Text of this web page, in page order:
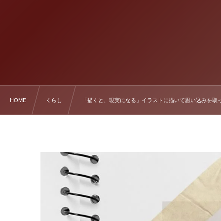
HOME くらし 「描くと、現実になる」イラストに描いて思い込みを取